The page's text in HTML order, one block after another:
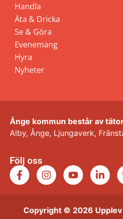
Handla
Äta & Dricka
Se & Göra
Evenemang
Hyra
Nyheter
Ånge kommun består av
Alby, Ånge, Ljungaverk,
Följ oss
Copyright © 2026 Upplev